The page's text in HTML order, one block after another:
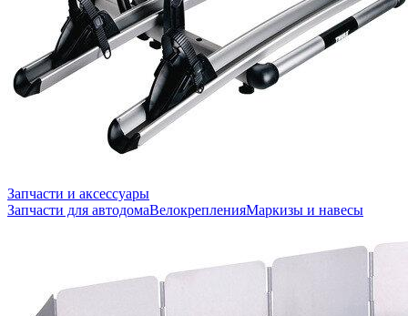
Запчасти и аксессуары
Запчасти для автодомаВелокрепленияМаркизы и навесы